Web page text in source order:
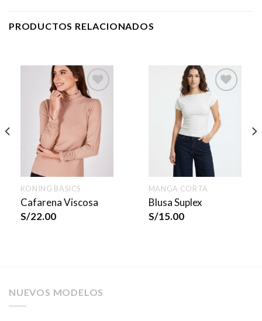
PRODUCTOS RELACIONADOS
KONING BASICS
Cafarena Viscosa
S/22.00
MANGA CORTA
Blusa Suplex
S/15.00
NUEVOS MODELOS